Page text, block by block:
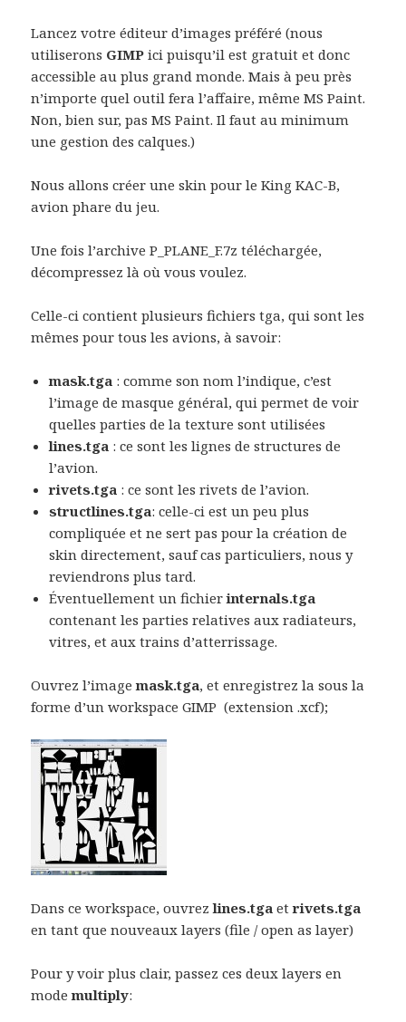
Lancez votre éditeur d’images préféré (nous
utiliserons GIMP ici puisqu’il est gratuit et donc
accessible au plus grand monde. Mais à peu près
n’importe quel outil fera l’affaire, même MS Paint.
Non, bien sur, pas MS Paint. Il faut au minimum
une gestion des calques.)
Nous allons créer une skin pour le King KAC-B,
avion phare du jeu.
Une fois l’archive P_PLANE_F.7z téléchargée,
décompressez là où vous voulez.
Celle-ci contient plusieurs fichiers tga, qui sont les
mêmes pour tous les avions, à savoir:
mask.tga : comme son nom l’indique, c’est
l’image de masque général, qui permet de voir
quelles parties de la texture sont utilisées
lines.tga : ce sont les lignes de structures de
l’avion.
rivets.tga : ce sont les rivets de l’avion.
structlines.tga: celle-ci est un peu plus
compliquée et ne sert pas pour la création de
skin directement, sauf cas particuliers, nous y
reviendrons plus tard.
Éventuellement un fichierinternals.tga
contenant les parties relatives aux radiateurs,
vitres, et aux trains d’atterrissage.
Ouvrez l’imagemask.tga, et enregistrez la sous la
forme d’un workspace GIMP (extension .xcf);
Dans ce workspace, ouvrezlines.tga etrivets.tga
en tant que nouveaux layers (file / open as layer)
Pour y voir plus clair, passez ces deux layers en
modemultiply: